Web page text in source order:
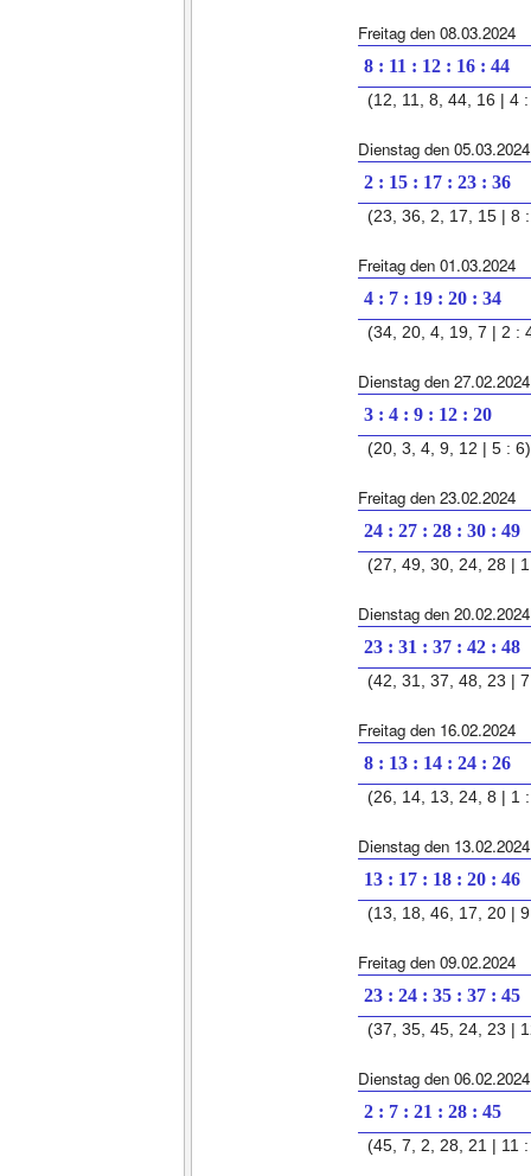
Freitag den 08.03.2024
8 : 11 : 12 : 16 : 44
(12, 11, 8, 44, 16 | 4
Dienstag den 05.03.2024
2 : 15 : 17 : 23 : 36
(23, 36, 2, 17, 15 | 8
Freitag den 01.03.2024
4 : 7 : 19 : 20 : 34
(34, 20, 4, 19, 7 | 2 :
Dienstag den 27.02.2024
3 : 4 : 9 : 12 : 20
(20, 3, 4, 9, 12 | 5 : 6)
Freitag den 23.02.2024
24 : 27 : 28 : 30 : 49
(27, 49, 30, 24, 28 |
Dienstag den 20.02.2024
23 : 31 : 37 : 42 : 48
(42, 31, 37, 48, 23 |
Freitag den 16.02.2024
8 : 13 : 14 : 24 : 26
(26, 14, 13, 24, 8 | 1
Dienstag den 13.02.2024
13 : 17 : 18 : 20 : 46
(13, 18, 46, 17, 20 |
Freitag den 09.02.2024
23 : 24 : 35 : 37 : 45
(37, 35, 45, 24, 23 |
Dienstag den 06.02.2024
2 : 7 : 21 : 28 : 45
(45, 7, 2, 28, 21 | 11